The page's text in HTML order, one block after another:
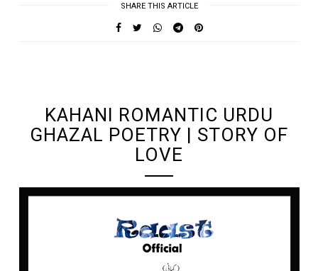
SHARE THIS ARTICLE
KAHANI ROMANTIC URDU
GHAZAL POETRY | STORY OF
LOVE